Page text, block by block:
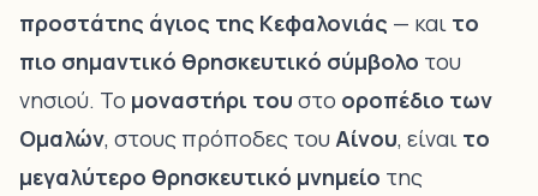
προστάτης άγιος της Κεφαλονιάς — και το
πιο σημαντικό θρησκευτικό σύμβολο του
νησιού. Το μοναστήρι του στο οροπέδιο των
Ομαλών, στους πρόποδες του Αίνου, είναι το
μεγαλύτερο θρησκευτικό μνημείο της